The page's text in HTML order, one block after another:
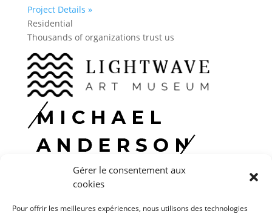
Gérer le consentement aux
cookies
Pour offrir les meilleures expériences, nous utilisons des technologies
Project Details »
Residential
Thousands of organizations trust us